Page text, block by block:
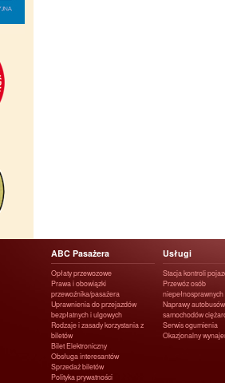
ABC Pasażera
Opłaty przewozowe
Prawa i obowiązki
przewoźnika/pasażera
Uprawnienia do przejazdów
bezpłatnych i ulgowych
Rodzaje i zasady korzystania z
biletów
Bilet Elektroniczny
Obsługa interesantów
Sprzedaż biletów
Polityka prywatności
Usługi
Stacja kontroli
Przewóz osób
niepełnosprawnych
Naprawy
samochodów
Serwis ogumienia
Okazjonalny